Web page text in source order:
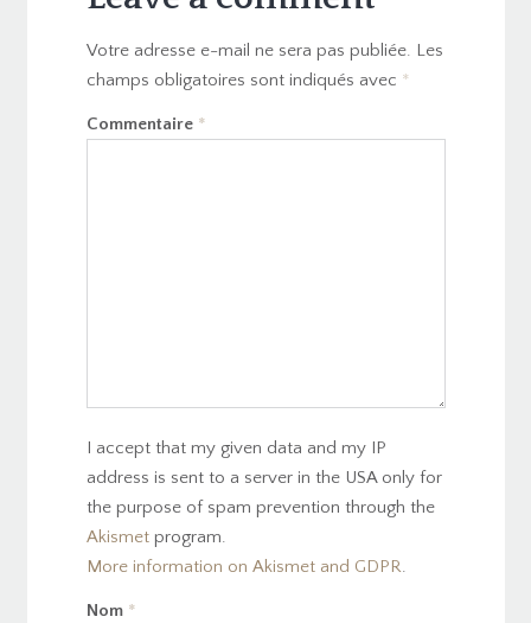
Votre adresse e-mail ne sera pas publiée. Les
champs obligatoires sont indiqués avec *
Commentaire *
I accept that my given data and my IP
address is sent to a server in the USA only for
the purpose of spam prevention through the
Akismetprogram.
More information on Akismet and GDPR.
Nom *